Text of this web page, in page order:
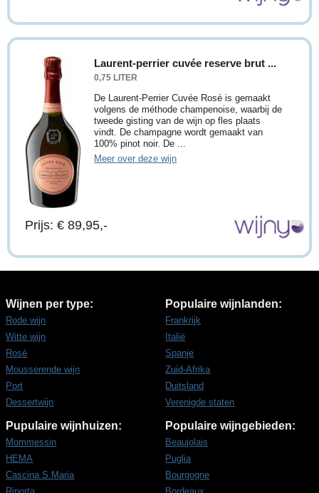
Laurent-perrier cuvée reserve brut ...
0,75 LITER
De Laurent-Perrier Cuvée Rosé is gemaakt
volgens de méthode champenoise, waarbij de
tweede gisting van de wijn op fles plaats
vindt. De champagne wordt gemaakt van
100% pinot noir. De ...
Meer over deze wijn
Prijs: € 89,95,-
Wijnen per type:
Rode wijn
Witte wijn
Rosé
Mousserende wijn
Port
Dessertwijn
Populaire wijnlanden:
Frankrijk
Italië
Spanje
Zuid-Afrika
Duitsland
Verenigde staten
Pupulaire wijnhuizen:
Mommessin
HEMA
Cascina S.Maria
Populaire wijngebieden:
Beaujolais
Puglia
Bourgogne